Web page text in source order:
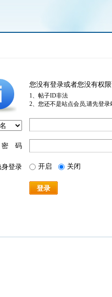
您没有登录或者您没有权
1、帖子ID非法
2、您还不是站点会员,请先登录
密 码
身登录 开启 关闭
登录